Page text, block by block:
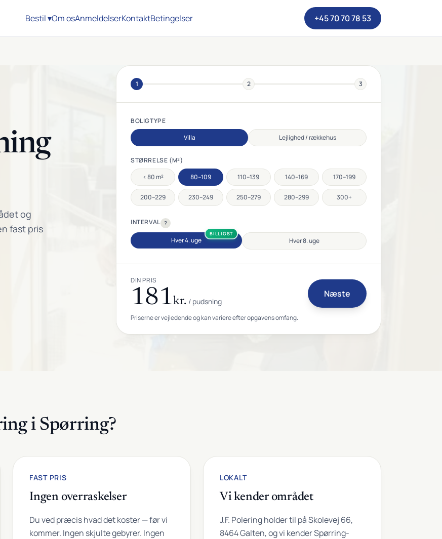
Bestil ▾Om osAnmeldelserKontaktBetingelser +45 70 70 78 53
og
fast pris
1 2 3
BOLIGTYPE
Villa
Lejlighed / rækkehus
STØRRELSE (M²)
< 80 m²
80–109 110–139 140–169 170–199
200–229 230–249 250–279 280–299 300+
INTERVAL ?
Hver 4. uge
BILLIGST
Hver 8. uge
DIN PRIS
181kr. / pudsning
Næste
Priserne er vejledende og kan variere efter opgavens omfang.
i Spørring?
FAST PRIS
Ingen overraskelser
Du ved præcis hvad det koster — før vi
kommer. Ingen skjulte gebyrer. Ingen
LOKALT
Vi kender området
J.F. Polering holder til på Skolevej 66,
8464 Galten, og vi kender Spørring-